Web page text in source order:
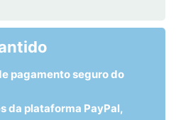
pagamento seguro do
da plataforma PayPal,